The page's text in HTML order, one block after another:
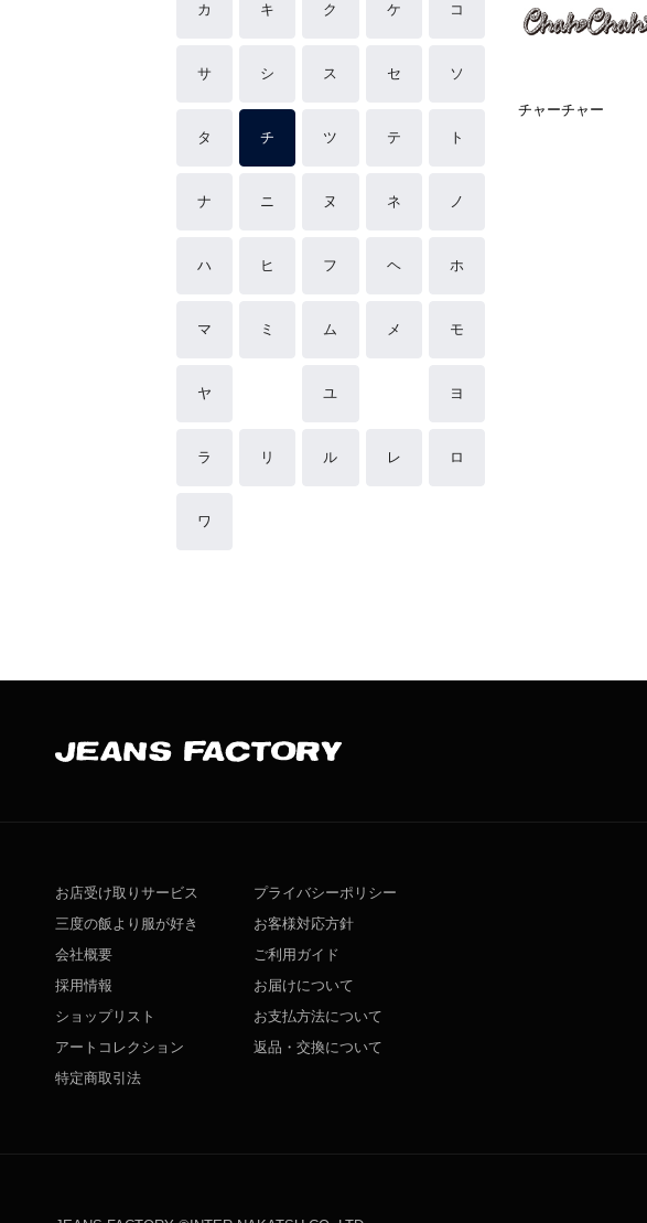
カ キ ク ケ コ
サ シ ス セ ソ
タ チ ツ テ ト
ナ ニ ヌ ネ ノ
ハ ヒ フ ヘ ホ
マ ミ ム メ モ
ヤ ユ ヨ
ラ リ ル レ ロ
ワ
チャーチャー
お店受け取りサービス
三度の飯より服が好き
会社概要
採用情報
ショップリスト
アートコレクション
特定商取引法
プライバシーポリシー
お客様対応方針
ご利用ガイド
お届けについて
お支払方法について
返品・交換について